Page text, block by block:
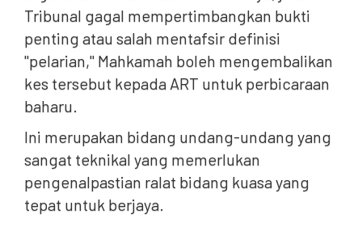
Tribunal gagal mempertimbangkan bukti
penting atau salah mentafsir definisi
"pelarian," Mahkamah boleh mengembalikan
kes tersebut kepada ART untuk perbicaraan
baharu.
Ini merupakan bidang undang-undang yang
sangat teknikal yang memerlukan
pengenalpastian ralat bidang kuasa yang
tepat untuk berjaya.